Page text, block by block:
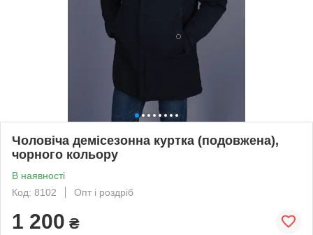
Чоловіча демісезонна куртка (подовжена),
чорного кольору
В наявності
Код: 8102
Опт і роздріб
1 200 ₴